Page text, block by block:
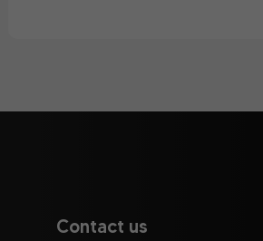
Contact us